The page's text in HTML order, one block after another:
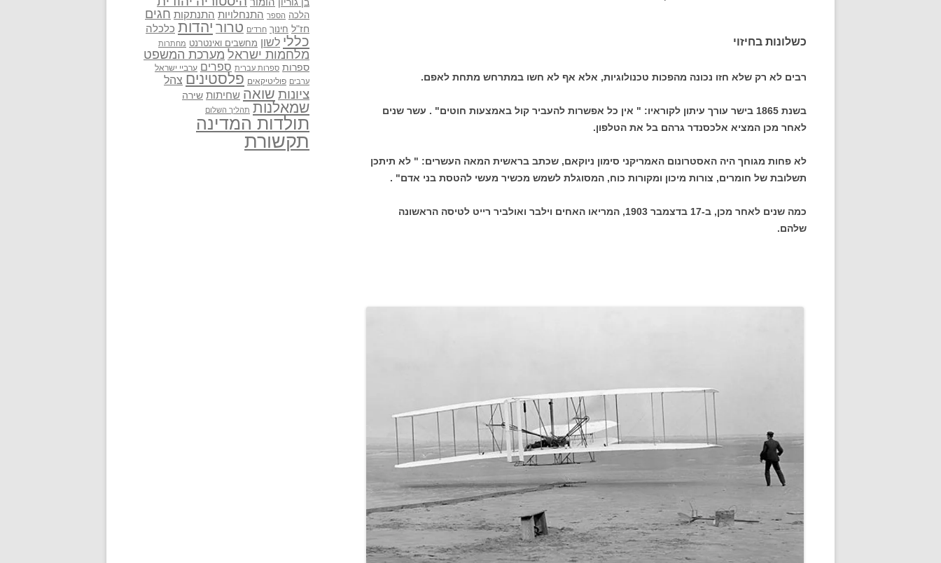
כשלונות בחיזוי
רבים לא רק שלא חזו נכונה מהפכות טכנולוגיות, אלא אף לא חשו במתרחש מתחת לאפם.
בשנת 1865 בישר עורך עיתון לקוראיו: " אין כל אפשרות להעביר קול באמצעות חוטים" . עשר שנים
לאחר מכן המציא אלכסנדר גרהם בל את הטלפון.
לא פחות מגוחך היה האסטרונום האמריקני סימון ניוקאם, שכתב בראשית המאה העשרים: " לא תיתכן
תשלובת של חומרים, צורות מיכון ומקורות כוח, המסוגלת לשמש מכשיר מעשי להטסת בני אדם" .
כמה שנים לאחר מכן, ב-17 בדצמבר 1903, המריאו האחים וילבר ואולביר רייט לטיסה הראשונה
שלהם.
הלכה הספר התנחלויות התנתקות חגים
חז"ל חינוך חרדים טרור יהדות כלכלה
כללי לשון מחשבים ואינטרנט מחתרות
מלחמות ישראל מערכת המשפט
ספרות ספרות עברית ספרים ערביי ישראל
ערבים פוליטיקאים פלסטינים צהל
ציונות שואה שחיתות שירה
שמאלנות תהליך השלום
תולדות המדינה
תקשורת